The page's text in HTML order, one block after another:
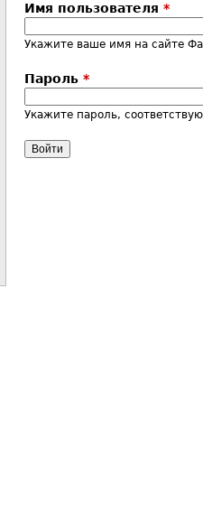
Имя пользователя *
Укажите ваше имя на сайте
Пароль *
Укажите пароль,